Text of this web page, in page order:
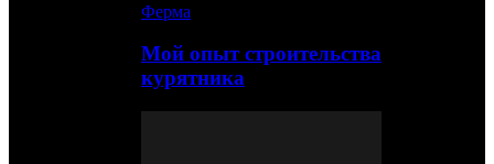
Ферма
Мой опыт строительства
курятника